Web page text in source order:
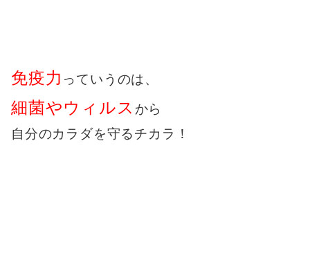
免疫力 っていうのは、
細菌やウィルス から
自分のカラダを守るチカラ！